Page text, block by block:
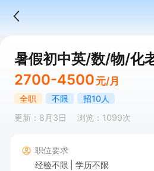
暑假初中英/数/物/化
2700-4500 元/月
全职 不限
招10人
更新：8月3日
浏览：1099次
职位要求
经验不限
学历不限